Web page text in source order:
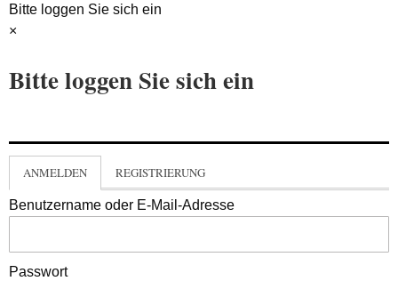
Bitte loggen Sie sich ein
×
Bitte loggen Sie sich ein
ANMELDEN REGISTRIERUNG
Benutzername oder E-Mail-Adresse
Passwort